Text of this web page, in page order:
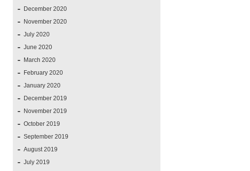
December 2020
November 2020
July 2020
June 2020
March 2020
February 2020
January 2020
December 2019
November 2019
October 2019
September 2019
August 2019
July 2019